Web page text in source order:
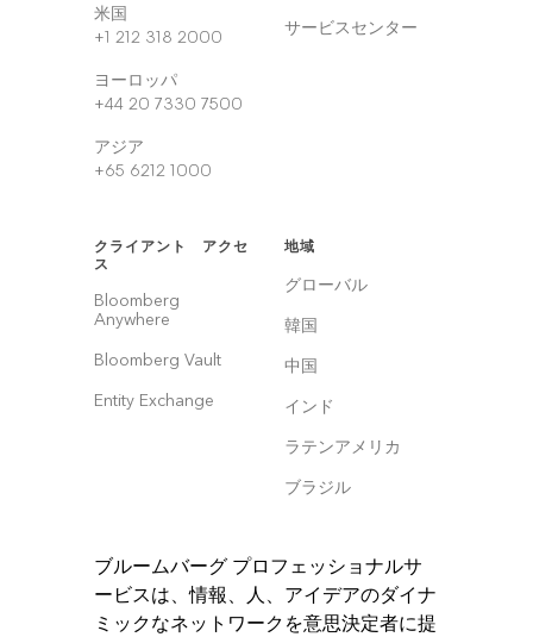
米国
+1 212 318 2000
ヨーロッパ
+44 20 7330 7500
アジア
+65 6212 1000
サービスセンター
クライアント アクセ
ス
Bloomberg
Anywhere
Bloomberg Vault
Entity Exchange
地域
グローバル
韓国
中国
インド
ラテンアメリカ
ブラジル
ブルームバーグ プロフェッショナルサ
ービスは、情報、人、アイデアのダイナ
ミックなネットワークを意思決定者に提